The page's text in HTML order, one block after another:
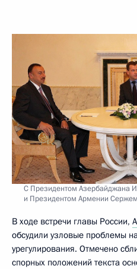
С Президентом Азербайджана
и Президентом Армении
В ходе встречи главы России,
обсудили узловые проблемы
урегулирования. Отмечено
спорных положений текста